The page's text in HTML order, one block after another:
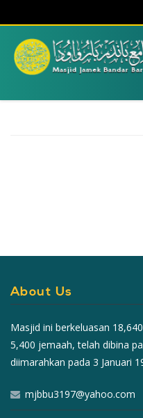
About Us
Masjid ini berkeluasan
5,400 jemaah, telah dibina
diimarahkan pada 3 Januari
mjbbu3197@yahoo.com